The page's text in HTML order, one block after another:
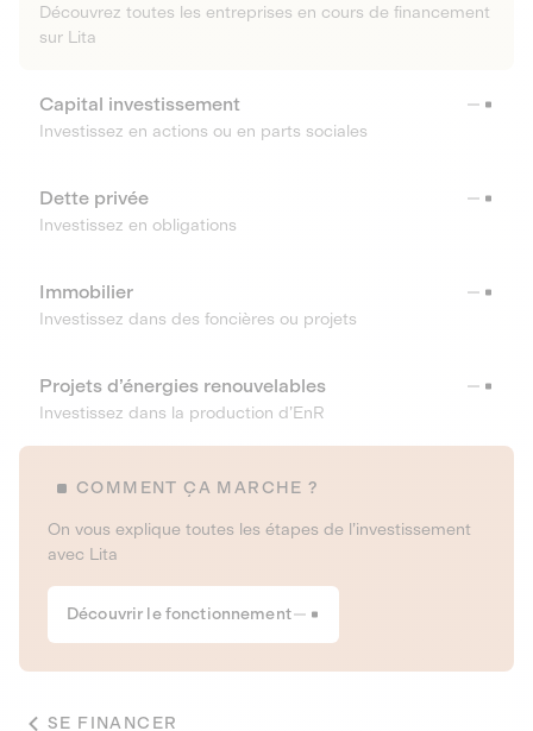
Découvrez toutes les entreprises en cours de financement
sur Lita
Capital investissement
Investissez en actions ou en parts sociales
Dette privée
Investissez en obligations
Immobilier
Investissez dans des foncières ou projets
Projets d’énergies renouvelables
Investissez dans la production d’EnR
COMMENT ÇA MARCHE ?
On vous explique toutes les étapes de l’investissement
avec Lita
Découvrir le fonctionnement
SE FINANCER